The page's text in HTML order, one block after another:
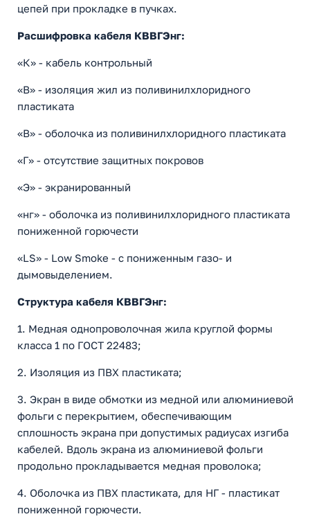
цепей при прокладке в пучках.
Расшифровка кабеля КВВГЭнг:
«К» - кабель контрольный
«В» - изоляция жил из поливинилхлоридного
пластиката
«В» - оболочка из поливинилхлоридного пластиката
«Г» - отсутствие защитных покровов
«Э» - экранированный
«нг» - оболочка из поливинилхлоридного пластиката
пониженной горючести
«LS» - Low Smoke - с пониженным газо- и
дымовыделением.
Структура кабеля КВВГЭнг:
1. Медная однопроволочная жила круглой формы
класса 1 по ГОСТ 22483;
2. Изоляция из ПВХ пластиката;
3. Экран в виде обмотки из медной или алюминиевой
фольги с перекрытием, обеспечивающим
сплошность экрана при допустимых радиусах изгиба
кабелей. Вдоль экрана из алюминиевой фольги
продольно прокладывается медная проволока;
4. Оболочка из ПВХ пластиката, для НГ - пластикат
пониженной горючести.